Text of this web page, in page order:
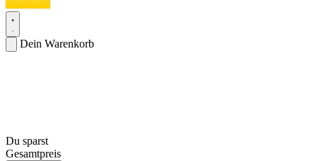
Dein Warenkorb
Du sparst
Gesamtpreis